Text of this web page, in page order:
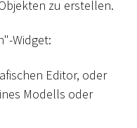
zu erstellen.
Widget:
Editor, oder
Modells oder